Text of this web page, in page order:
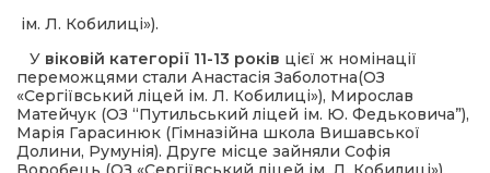
ім. Л. Кобилиці»).
У віковій категорії 11-13 років цієї ж номінації
переможцями стали Анастасія Заболотна(ОЗ
«Сергіївський ліцей ім. Л. Кобилиці»), Мирослав
Матейчук (ОЗ “Путильський ліцей ім. Ю. Федьковича”),
Марія Гарасинюк (Гімназійна школа Вишавської
Долини, Румунія). Друге місце зайняли Софія